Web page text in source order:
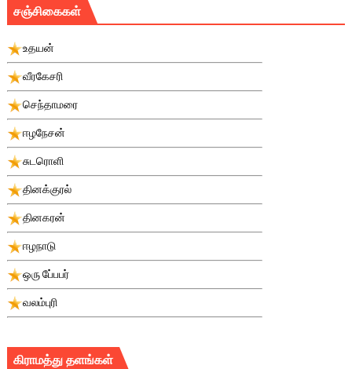
சஞ்சிகைகள்
உதயன்
வீரகேசரி
செந்தாமரை
ஈழநேசன்
சுடரொளி
தினக்குரல்
தினகரன்
ஈழநாடு
ஒரு பே்பபர்
வலம்புரி
கிராமத்து தளங்கள்